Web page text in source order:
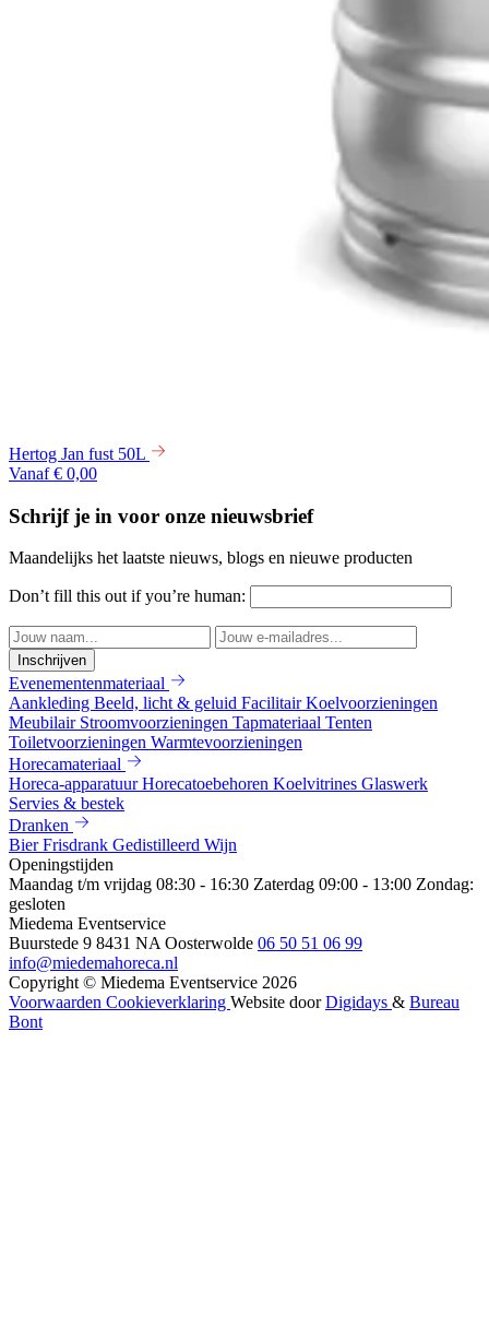
Hertog Jan fust 50L
Vanaf € 0,00
Schrijf je in voor onze nieuwsbrief
Maandelijks het laatste nieuws, blogs en nieuwe producten
Don’t fill this out if you’re human:
Inschrijven
Evenementenmateriaal
Aankleding Beeld, licht & geluid FacilitairKoelvoorzieningen
Meubilair Stroomvoorzieningen Tapmateriaal Tenten
Toiletvoorzieningen Warmtevoorzieningen
Horecamateriaal
Horeca-apparatuurHorecatoebehoren Koelvitrines Glaswerk
Servies & bestek
Dranken
BierFrisdrank Gedistilleerd Wijn
Openingstijden
Maandag t/m vrijdag 08:30 - 16:30 Zaterdag 09:00 - 13:00 Zondag:
gesloten
Miedema Eventservice
Buurstede 9 8431 NA Oosterwolde 06 50 51 06 99
info@miedemahoreca.nl
Copyright © Miedema Eventservice 2026
Voorwaarden Cookieverklaring Website doorDigidays & Bureau
Bont